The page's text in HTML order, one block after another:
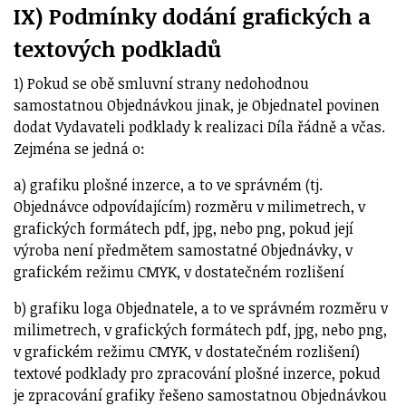
IX) Podmínky dodání grafických a
textových podkladů
1) Pokud se obě smluvní strany nedohodnou
samostatnou Objednávkou jinak, je Objednatel povinen
dodat Vydavateli podklady k realizaci Díla řádně a včas.
Zejména se jedná o:
a) grafiku plošné inzerce, a to ve správném (tj.
Objednávce odpovídajícím) rozměru v milimetrech, v
grafických formátech pdf, jpg, nebo png, pokud její
výroba není předmětem samostatné Objednávky, v
grafickém režimu CMYK, v dostatečném rozlišení
b) grafiku loga Objednatele, a to ve správném rozměru v
milimetrech, v grafických formátech pdf, jpg, nebo png,
v grafickém režimu CMYK, v dostatečném rozlišení)
textové podklady pro zpracování plošné inzerce, pokud
je zpracování grafiky řešeno samostatnou Objednávkou